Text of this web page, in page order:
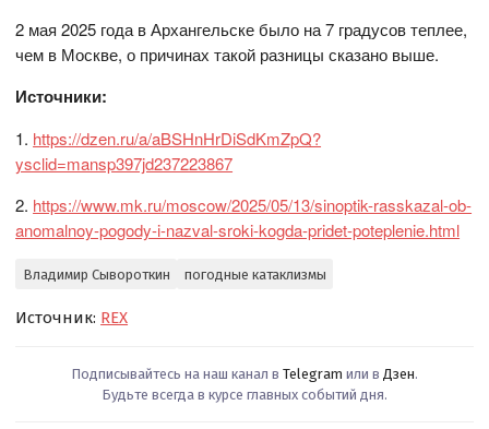
2 мая 2025 года в Архангельске было на 7 градусов теплее,
чем в Москве, о причинах такой разницы сказано выше.
Источники:
1. https://dzen.ru/a/aBSHnHrDiSdKmZpQ?
ysclid=mansp397jd237223867
2. https://www.mk.ru/moscow/2025/05/13/sinoptik-rasskazal-ob-
anomalnoy-pogody-i-nazval-sroki-kogda-pridet-poteplenie.html
Владимир Сывороткин погодные катаклизмы
Источник: REX
Подписывайтесь на наш канал в Telegram или в Дзен.
Будьте всегда в курсе главных событий дня.